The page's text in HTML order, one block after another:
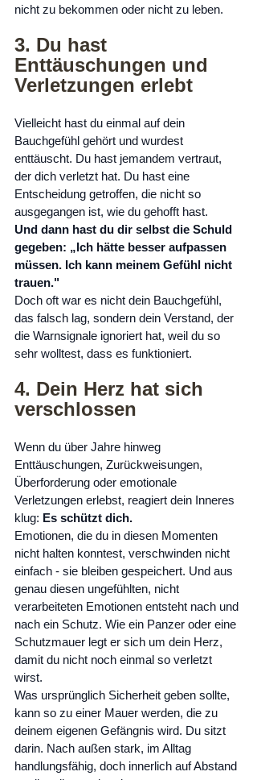
nicht zu bekommen oder nicht zu leben.
3. Du hast
Enttäuschungen und
Verletzungen erlebt
Vielleicht hast du einmal auf dein
Bauchgefühl gehört und wurdest
enttäuscht. Du hast jemandem vertraut,
der dich verletzt hat. Du hast eine
Entscheidung getroffen, die nicht so
ausgegangen ist, wie du gehofft hast.
Und dann hast du dir selbst die Schuld
gegeben: „Ich hätte besser aufpassen
müssen. Ich kann meinem Gefühl nicht
trauen."
Doch oft war es nicht dein Bauchgefühl,
das falsch lag, sondern dein Verstand, der
die Warnsignale ignoriert hat, weil du so
sehr wolltest, dass es funktioniert.
4. Dein Herz hat sich
verschlossen
Wenn du über Jahre hinweg
Enttäuschungen, Zurückweisungen,
Überforderung oder emotionale
Verletzungen erlebst, reagiert dein Inneres
klug: Es schützt dich.
Emotionen, die du in diesen Momenten
nicht halten konntest, verschwinden nicht
einfach - sie bleiben gespeichert. Und aus
genau diesen ungefühlten, nicht
verarbeiteten Emotionen entsteht nach und
nach ein Schutz. Wie ein Panzer oder eine
Schutzmauer legt er sich um dein Herz,
damit du nicht noch einmal so verletzt
wirst.
Was ursprünglich Sicherheit geben sollte,
kann so zu einer Mauer werden, die zu
deinem eigenen Gefängnis wird. Du sitzt
darin. Nach außen stark, im Alltag
handlungsfähig, doch innerlich auf Abstand